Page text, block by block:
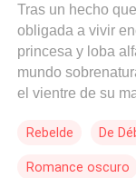
Tras un hecho
obligada a vivir
princesa y loba
mundo
el vientre de su
destinada de
Rebelde De
Romance oscuro